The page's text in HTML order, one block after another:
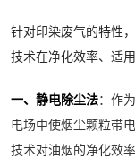
针对印染废气的特性
技术在净化效率、适
一、静电除尘法：作
电场中使烟尘颗粒带
技术对油烟的净化效